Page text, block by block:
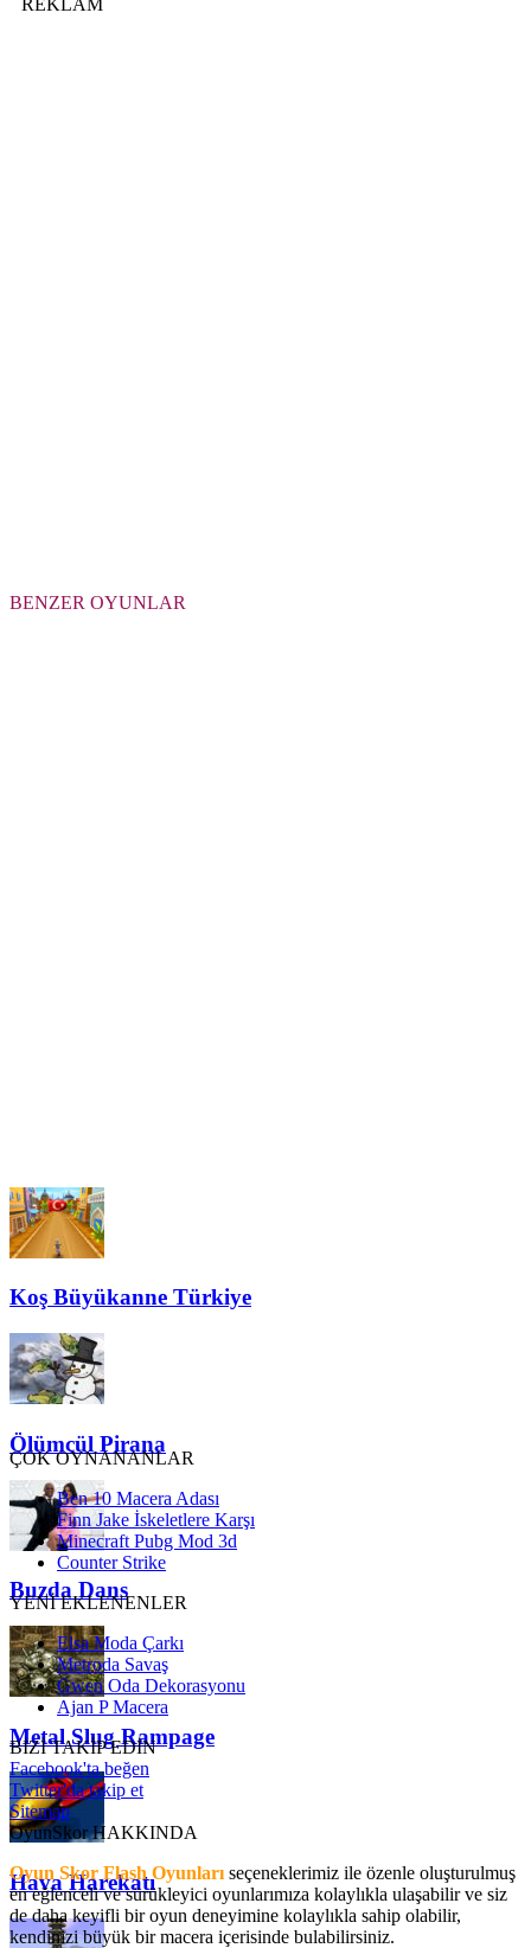
BENZER OYUNLAR
Koş Büyükanne Türkiye
Ölümcül Pirana
Buzda Dans
Metal Slug Rampage
Hava Harekatı
ÇOK OYNANANLAR
Ben 10 Macera Adası
Finn Jake İskeletlere Karşı
Minecraft Pubg Mod 3d
Counter Strike
YENİ EKLENENLER
Elsa Moda Çarkı
Metroda Savaş
Gwen Oda Dekorasyonu
Ajan P Macera
BİZİ TAKİP EDİN
Facebook'ta beğen
Twitter'da takip et
Sitemap
OyunSkor HAKKINDA
Oyun Skor Flash Oyunları seçeneklerimiz ile özenle oluşturulmuş
en eğlenceli ve sürükleyici oyunlarımıza kolaylıkla ulaşabilir ve siz
de daha keyifli bir oyun deneyimine kolaylıkla sahip olabilir,
kendinizi büyük bir macera içerisinde bulabilirsiniz.